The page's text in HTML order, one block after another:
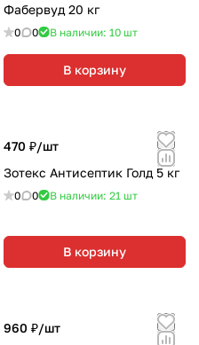
Фабервуд 20 кг
0 0 В наличии: 10 шт
В корзину
470 ₽/шт
Зотекс Антисептик Голд 5 кг
0 0 В наличии: 21 шт
В корзину
960 ₽/шт